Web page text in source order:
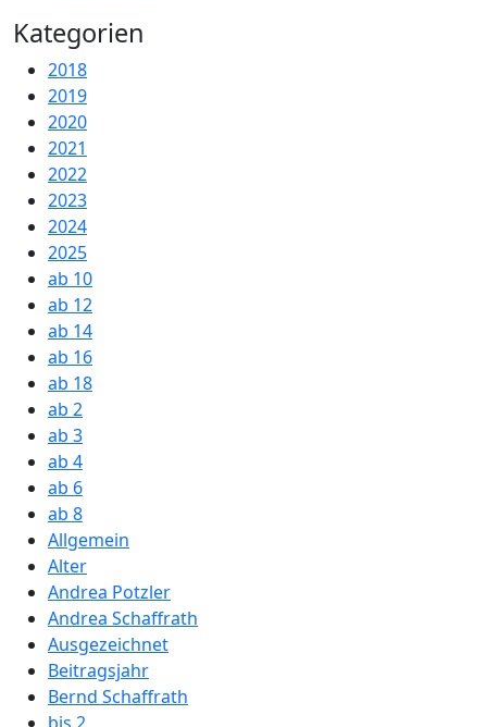
Kategorien
2018
2019
2020
2021
2022
2023
2024
2025
ab 10
ab 12
ab 14
ab 16
ab 18
ab 2
ab 3
ab 4
ab 6
ab 8
Allgemein
Alter
Andrea Potzler
Andrea Schaffrath
Ausgezeichnet
Beitragsjahr
Bernd Schaffrath